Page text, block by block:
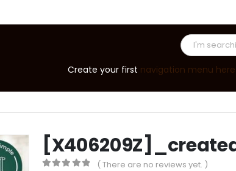
Create your first navigation menu here
( There are no reviews yet. )